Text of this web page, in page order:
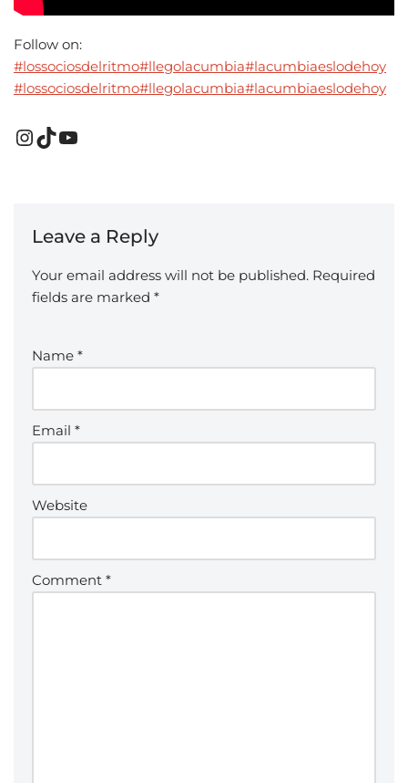
Follow on:
#lossociosdelritmo#llegolacumbia#lacumbiaeslodehoy
#lossociosdelritmo#llegolacumbia#lacumbiaeslodehoy
Leave a Reply
Your email address will not be published. Required
fields are marked *
Name *
Email *
Website
Comment *